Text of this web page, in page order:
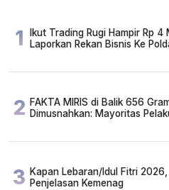
1
Ikut Trading Rugi Hampir Rp 4
Laporkan Rekan Bisnis Ke
2 FAKTA MIRIS di Balik 656
Dimusnahkan: Mayoritas
3 Kapan Lebaran/Idul Fitri
Penjelasan Kemenag